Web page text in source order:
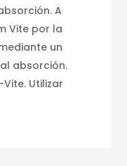
A
Vite por la
un
absorción.
Utilizar